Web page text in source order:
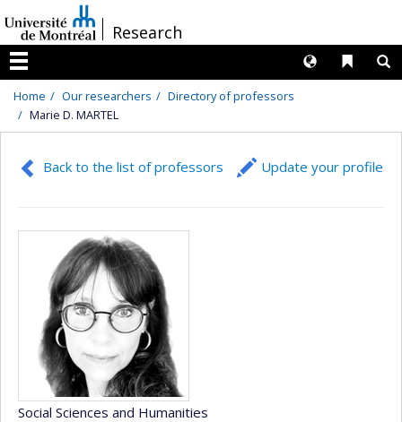
au
contenu
/Research
Menu
Liens
Langues
Home Our researchers
Directory of professors
Marie D. MARTEL
Back to the list of professors Update your profile
Social Sciences and Humanities